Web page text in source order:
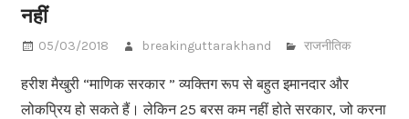
नहीं
05/03/2018 breakinguttarakhand राजनीतिक
हरीश मैखुरी “माणिक सरकार ” व्यक्तिग रूप से बहुत इमानदार और
लोकप्रिय हो सकते हैं। लेकिन 25 बरस कम नहीं होते सरकार, जो करना